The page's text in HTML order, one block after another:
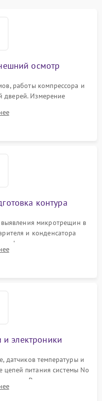
осмотр
работы компрессора и
дверей. Измерение
проверка термостата и
дисплея.
контура
микротрещин в
и конденсатора
фильтра-осушителя и
устранения засоров.
и электроники
датчиков температуры и
цепей питания системы No
Ремонт или замена
алгоритмов.